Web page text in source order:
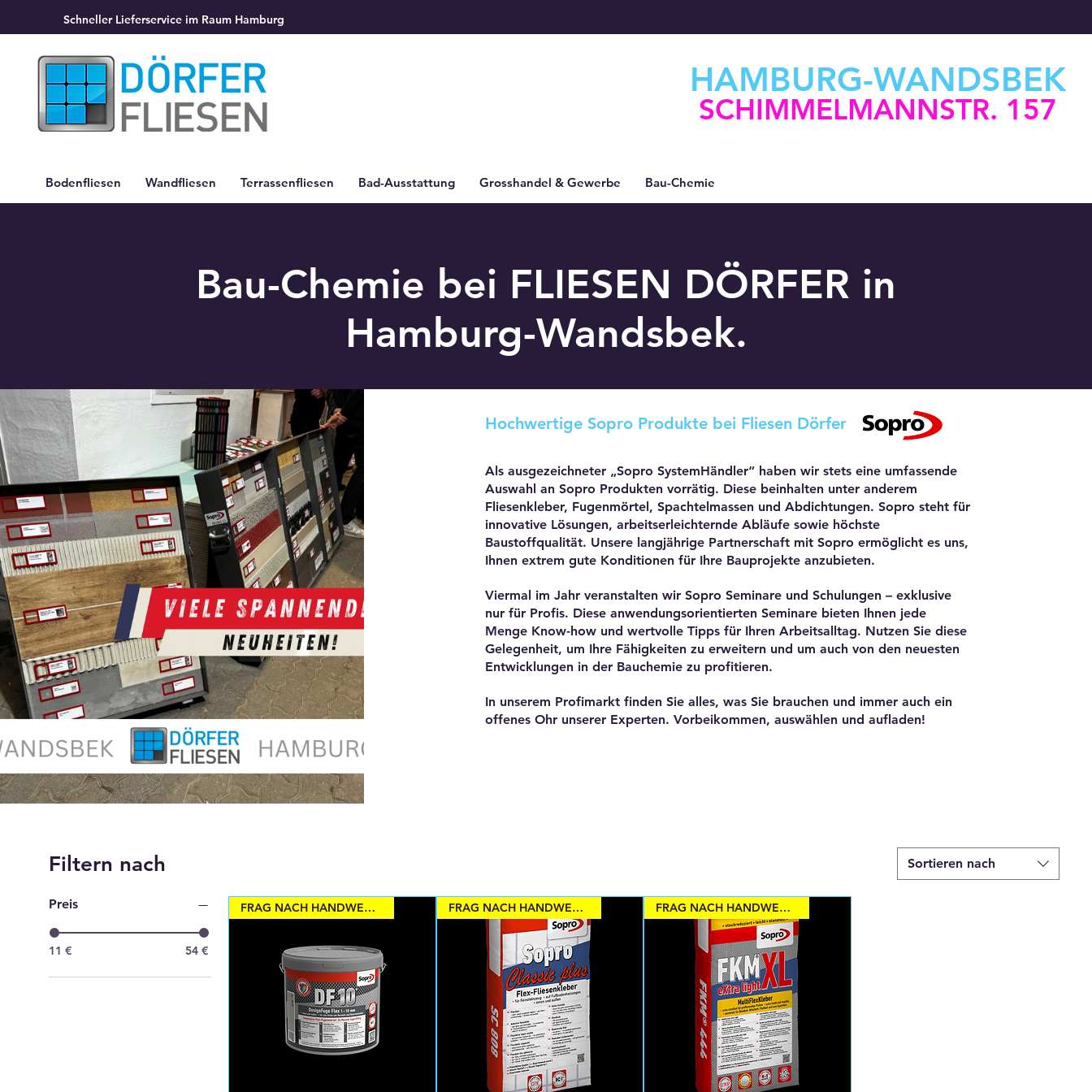
Schneller Lieferservice im Raum Hamburg
HAMBURG-WANDSBEK
SCHIMMELMANNSTR. 157
Bodenfliesen Wandfliesen Terrassenfliesen Bad-Ausstattung Grosshandel & Gewerbe Bau-Chemie
Bau-Chemie bei FLIESEN DÖRFER in
Hamburg-Wandsbek.
Hochwertige Sopro Produkte bei Fliesen Dörfer
Als ausgezeichneter „Sopro SystemHändler“ haben wir stets eine umfassende
Auswahl an Sopro Produkten vorrätig. Diese beinhalten unter anderem
Fliesenkleber, Fugenmörtel, Spachtelmassen und Abdichtungen. Sopro steht für
innovative Lösungen, arbeitserleichternde Abläufe sowie höchste
Baustoffqualität. Unsere langjährige Partnerschaft mit Sopro ermöglicht es uns,
Ihnen extrem gute Konditionen für Ihre Bauprojekte anzubieten.
Viermal im Jahr veranstalten wir Sopro Seminare und Schulungen – exklusive
nur für Profis. Diese anwendungsorientierten Seminare bieten Ihnen jede
Menge Know-how und wertvolle Tipps für Ihren Arbeitsalltag. Nutzen Sie diese
Gelegenheit, um Ihre Fähigkeiten zu erweitern und um auch von den neuesten
Entwicklungen in der Bauchemie zu profitieren.
In unserem Profimarkt finden Sie alles, was Sie brauchen und immer auch ein
offenes Ohr unserer Experten. Vorbeikommen, auswählen und aufladen!
Filtern nach
Preis
11 € 54 €
Sortieren nach
FRAG NACH HANDWERKSRABATTEN FRAG NACH HANDWERKSRABATTEN FRAG NACH HANDWERKSRABATTEN